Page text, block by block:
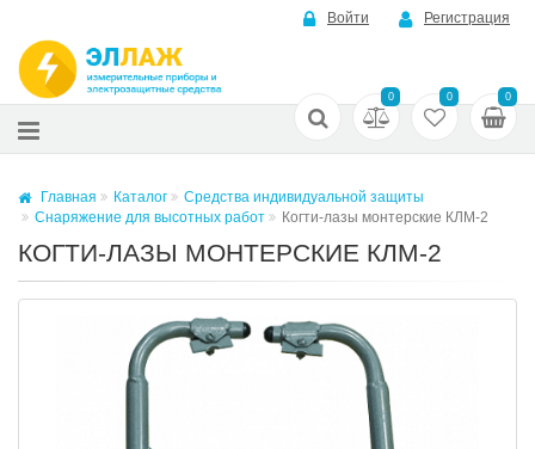
Войти Регистрация
0 0 0
Главная Каталог
Средства индивидуальной защиты
Снаряжение для высотных работ
Когти-лазы монтерские КЛМ-2
КОГТИ-ЛАЗЫ МОНТЕРСКИЕ КЛМ-2